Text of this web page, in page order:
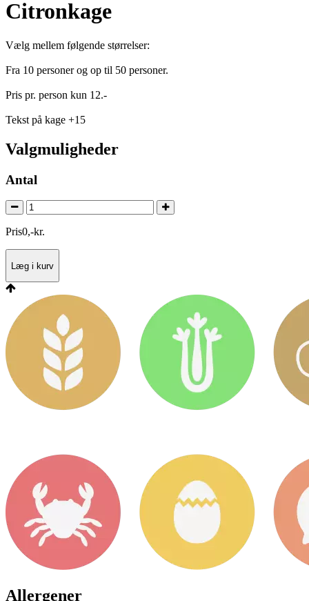
Citronkage
Vælg mellem følgende størrelser:
Fra 10 personer og op til 50 personer.
Pris pr. person kun 12.-
Tekst på kage +15
Valgmuligheder
Antal
Pris0,-kr.
Læg i kurv
Allergener